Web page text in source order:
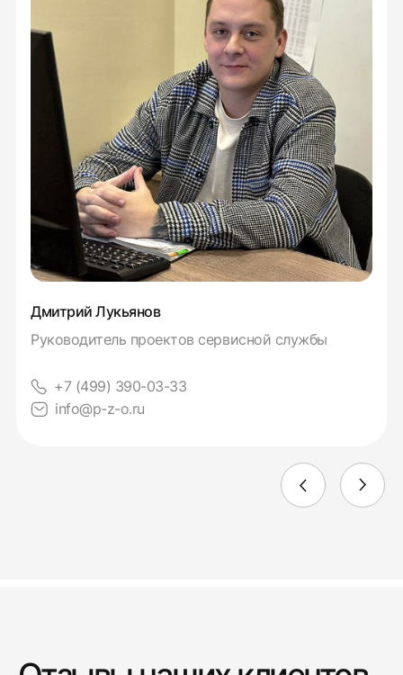
Дмитрий Лукьянов
Руководитель проектов сервисной службы
+7 (499) 390-03-33
info@p-z-o.ru